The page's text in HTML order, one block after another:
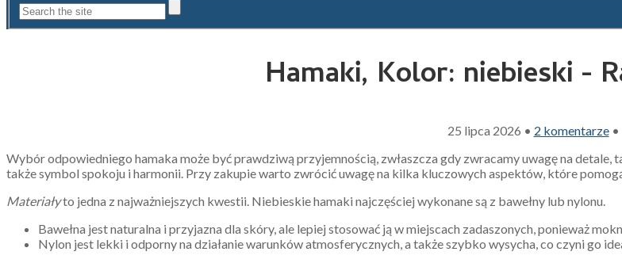
Hamaki, Kolor: niebieski -
25 lipca 2026 • 2 komentarze•
Wybór odpowiedniego hamaka może być prawdziwą przyjemnością, zwłaszcza gdy zwracamy uwagę na detale,
także symbol spokoju i harmonii. Przy zakupie warto zwrócić uwagę na kilka kluczowych aspektów, które
Materiałyto jedna z najważniejszych kwestii. Niebieskie hamaki najczęściej wykonane są z bawełny lub nylonu.
Bawełna jest naturalna i przyjazna dla skóry, ale lepiej stosować ją w miejscach zadaszonych, ponieważ
Nylon jest lekki i odporny na działanie warunków atmosferycznych, a także szybko wysycha, co czyni go